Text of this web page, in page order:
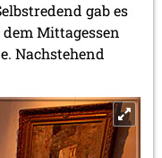
gab es
Mittagessen
Nachstehend